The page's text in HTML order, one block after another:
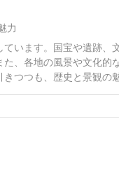
力
います。国宝や遺跡
、各地の風景や文化
つつも、歴史と景観の